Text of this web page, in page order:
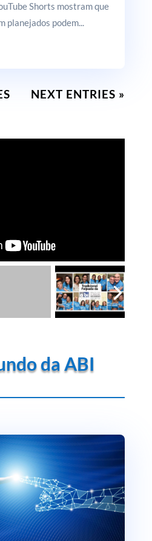
Shorts mostram que
planejados podem...
NEXT ENTRIES »
da ABI